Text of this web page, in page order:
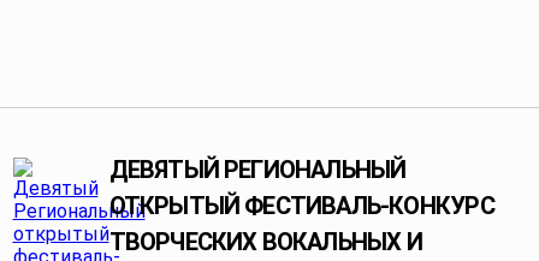
ДЕВЯТЫЙ РЕГИОНАЛЬНЫЙ
ОТКРЫТЫЙ ФЕСТИВАЛЬ-КОНКУРС
ТВОРЧЕСКИХ ВОКАЛЬНЫХ И